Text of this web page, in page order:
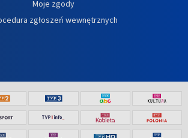
Moje zgody
zgłoszeń wewnętrznych